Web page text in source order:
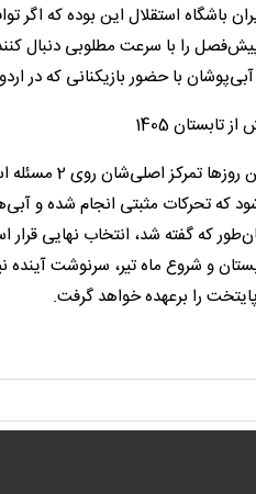
باشگاه استقلال این بوده که
با حضور بازیکنانی که در
1405
مدیران
که تحرکات مثبتی انجام شده و
که گفته شد، انتخاب نهایی
را برعهده خواهد گرفت.